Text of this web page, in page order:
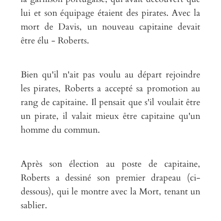
lui et son équipage étaient des pirates. Avec la
mort de Davis, un nouveau capitaine devait
être élu - Roberts.
Bien qu'il n'ait pas voulu au départ rejoindre
les pirates, Roberts a accepté sa promotion au
rang de capitaine. Il pensait que s'il voulait être
un pirate, il valait mieux être capitaine qu'un
homme du commun.
Après son élection au poste de capitaine,
Roberts a dessiné son premier drapeau (ci-
dessous), qui le montre avec la Mort, tenant un
sablier.